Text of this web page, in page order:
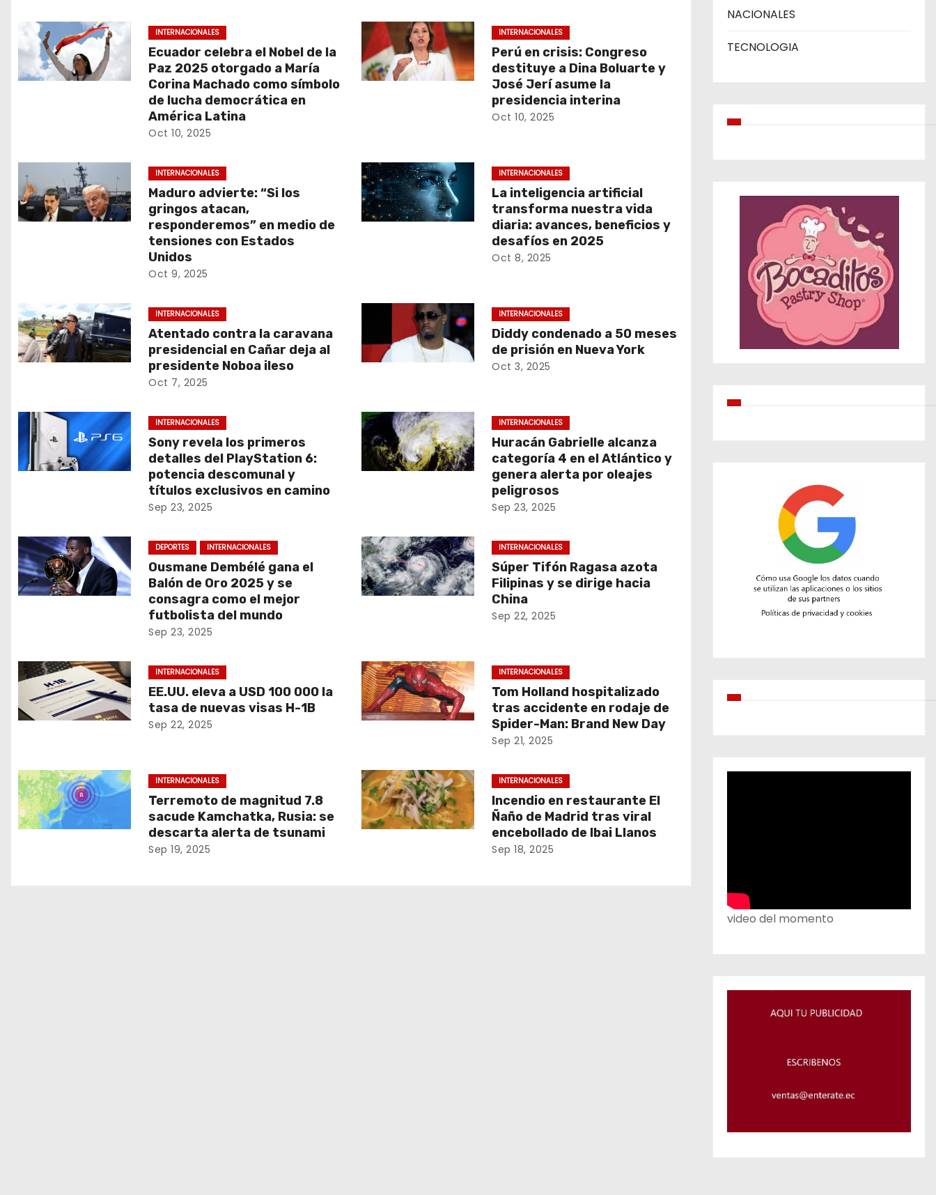
ó
n
d
n
t
r
a
s
INTERNACIONALES
Ecuador celebra el Nobel de la
Paz 2025 otorgado a María
Corina Machado como símbolo
de lucha democrática en
América Latina
Oct 10, 2025
INTERNACIONALES
Perú en crisis: Congreso
destituye a Dina Boluarte y
José Jerí asume la
presidencia interina
Oct 10, 2025
INTERNACIONALES
Maduro advierte: “Si los
gringos atacan,
responderemos” en medio de
tensiones con Estados
Unidos
Oct 9, 2025
INTERNACIONALES
La inteligencia artificial
transforma nuestra vida
diaria: avances, beneficios y
desafíos en 2025
Oct 8, 2025
INTERNACIONALES
Atentado contra la caravana
presidencial en Cañar deja al
presidente Noboa ileso
Oct 7, 2025
INTERNACIONALES
Diddy condenado a 50 meses
de prisión en Nueva York
Oct 3, 2025
INTERNACIONALES
Sony revela los primeros
detalles del PlayStation 6:
potencia descomunal y
títulos exclusivos en camino
Sep 23, 2025
INTERNACIONALES
Huracán Gabrielle alcanza
categoría 4 en el Atlántico y
genera alerta por oleajes
peligrosos
Sep 23, 2025
DEPORTES INTERNACIONALES
Ousmane Dembélé gana el
Balón de Oro 2025 y se
consagra como el mejor
futbolista del mundo
Sep 23, 2025
INTERNACIONALES
Súper Tifón Ragasa azota
Filipinas y se dirige hacia
China
Sep 22, 2025
INTERNACIONALES
EE.UU. eleva a USD 100 000 la
tasa de nuevas visas H-1B
Sep 22, 2025
INTERNACIONALES
Tom Holland hospitalizado
tras accidente en rodaje de
Spider-Man: Brand New Day
Sep 21, 2025
INTERNACIONALES
Terremoto de magnitud 7.8
sacude Kamchatka, Rusia: se
descarta alerta de tsunami
Sep 19, 2025
INTERNACIONALES
Incendio en restaurante El
Ñaño de Madrid tras viral
encebollado de Ibai Llanos
Sep 18, 2025
NACIONALES
TECNOLOGIA
video del momento